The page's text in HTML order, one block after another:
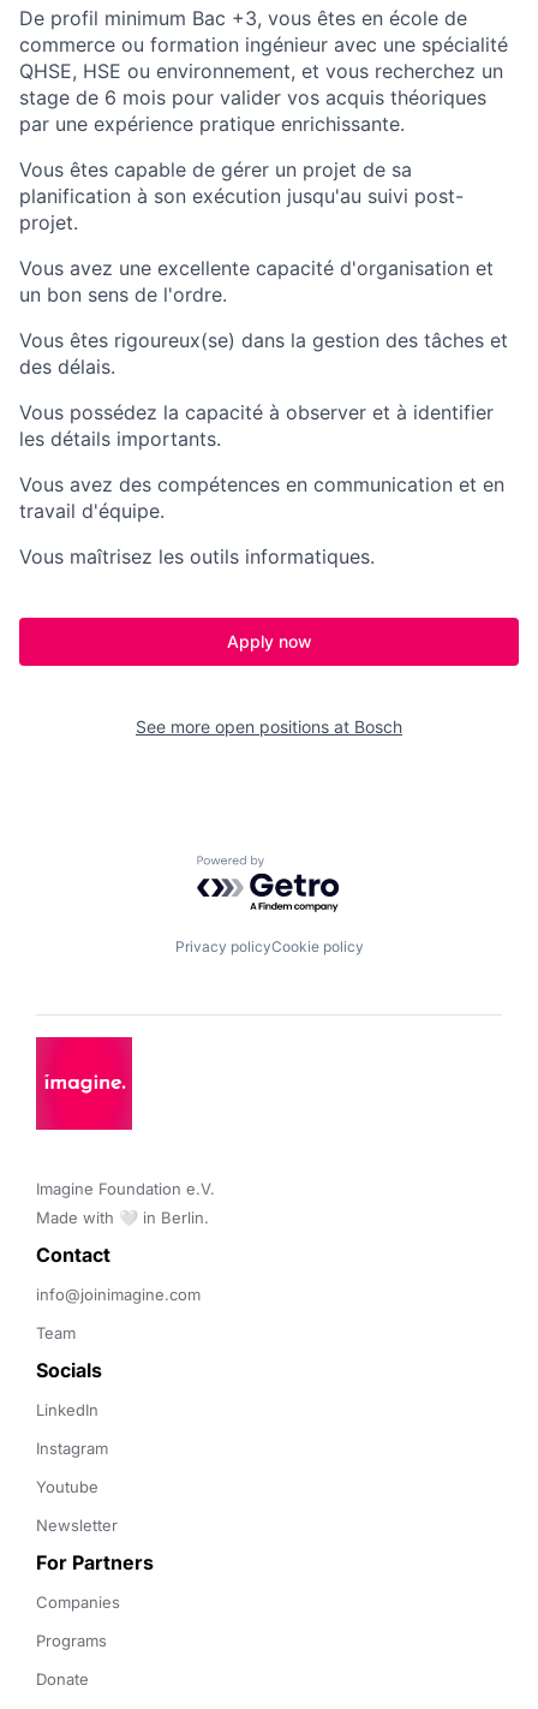
De profil minimum Bac +3, vous êtes en école de
commerce ou formation ingénieur avec une spécialité
QHSE, HSE ou environnement, et vous recherchez un
stage de 6 mois pour valider vos acquis théoriques
par une expérience pratique enrichissante.
Vous êtes capable de gérer un projet de sa
planification à son exécution jusqu'au suivi post-
projet.
Vous avez une excellente capacité d'organisation et
un bon sens de l'ordre.
Vous êtes rigoureux(se) dans la gestion des tâches et
des délais.
Vous possédez la capacité à observer et à identifier
les détails importants.
Vous avez des compétences en communication et en
travail d'équipe.
Vous maîtrisez les outils informatiques.
Apply now
See more open positions at Bosch
Powered by Getro.com
Privacy policyCookie policy
Imagine Foundation e.V.
Made with 🤍 in Berlin.
Contact
info@joinimagine.com
Team
Socials
LinkedIn
Instagram
Youtube
Newsletter
For Partners
Companies
Programs
Donate